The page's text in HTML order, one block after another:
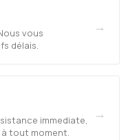
vous
délais.
→
immediate,
tout moment.
→